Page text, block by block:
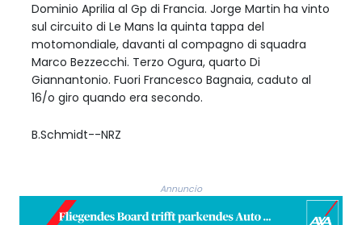
Dominio Aprilia al Gp di Francia. Jorge Martin ha vinto
sul circuito di Le Mans la quinta tappa del
motomondiale, davanti al compagno di squadra
Marco Bezzecchi. Terzo Ogura, quarto Di
Giannantonio. Fuori Francesco Bagnaia, caduto al
16/o giro quando era secondo.
B.Schmidt--NRZ
Annuncio